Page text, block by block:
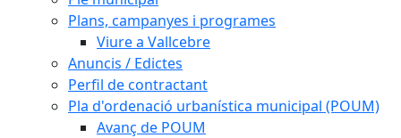
Plans, campanyes i programes
Viure a Vallcebre
Anuncis / Edictes
Perfil de contractant
Pla d'ordenació urbanística municipal (POUM)
Avanç de POUM